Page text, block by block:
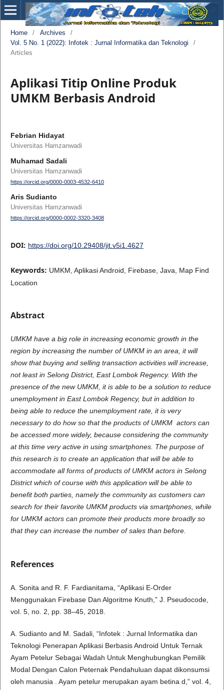
Home / Archives
/
Vol. 5 No. 1 (2022): Infotek : Jurnal Informatika dan Teknologi
/
Articles
Aplikasi Titip Online Produk
UMKM Berbasis Android
Febrian Hidayat
Universitas Hamzanwadi
Muhamad Sadali
Universitas Hamzanwadi
https://orcid.org/0000-0003-4532-6410
Aris Sudianto
Universitas Hamzanwadi
https://orcid.org/0000-0002-3320-3408
DOI: https://doi.org/10.29408/jit.v5i1.4627
Keywords: UMKM, Aplikasi Android, Firebase, Java, Map Find
Location
Abstract
UMKM have a big role in increasing economic growth in the
region by increasing the number of UMKM in an area, it will
show that buying and selling transaction activities will increase,
not least in Selong District, East Lombok Regency. With the
presence of the new UMKM, it is able to be a solution to reduce
unemployment in East Lombok Regency, but in addition to
being able to reduce the unemployment rate, it is very
necessary to do how so that the products of UMKM actors can
be accessed more widely, because considering the community
at this time very active in using smartphones. The purpose of
this research is to create an application that will be able to
accommodate all forms of products of UMKM actors in Selong
District which of course with this application will be able to
benefit both parties, namely the community as customers can
search for their favorite UMKM products via smartphones, while
for UMKM actors can promote their products more broadly so
that they can increase the number of sales than before.
References
A. Sonita and R. F. Fardianitama, “Aplikasi E-Order
Menggunakan Firebase Dan Algoritme Knuth,” J. Pseudocode,
vol. 5, no. 2, pp. 38–45, 2018.
A. Sudianto and M. Sadali, “Infotek : Jurnal Informatika dan
Teknologi Penerapan Aplikasi Berbasis Android Untuk Ternak
Ayam Petelur Sebagai Wadah Untuk Menghubungkan Pemilik
Modal Dengan Calon Peternak Pendahuluan dapat dikonsumsi
oleh manusia . Ayam petelur merupakan ayam betina d,” vol. 4,